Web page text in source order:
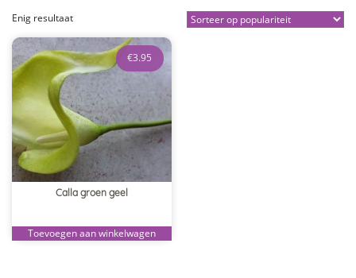
Enig resultaat
Calla groen geel
€3.95
Toevoegen aan winkelwagen